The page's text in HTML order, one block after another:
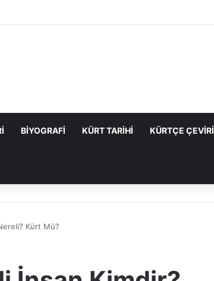
BIYOGRAFI KÜRT TARIHI KÜRTÇE ÇEVIRI
Kürt Mü?